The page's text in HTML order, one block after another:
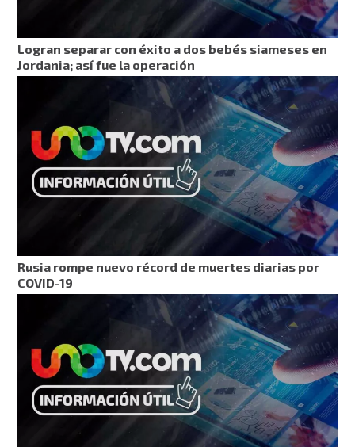
Logran separar con éxito a dos bebés siameses en
Jordania; así fue la operación
Rusia rompe nuevo récord de muertes diarias por
COVID-19